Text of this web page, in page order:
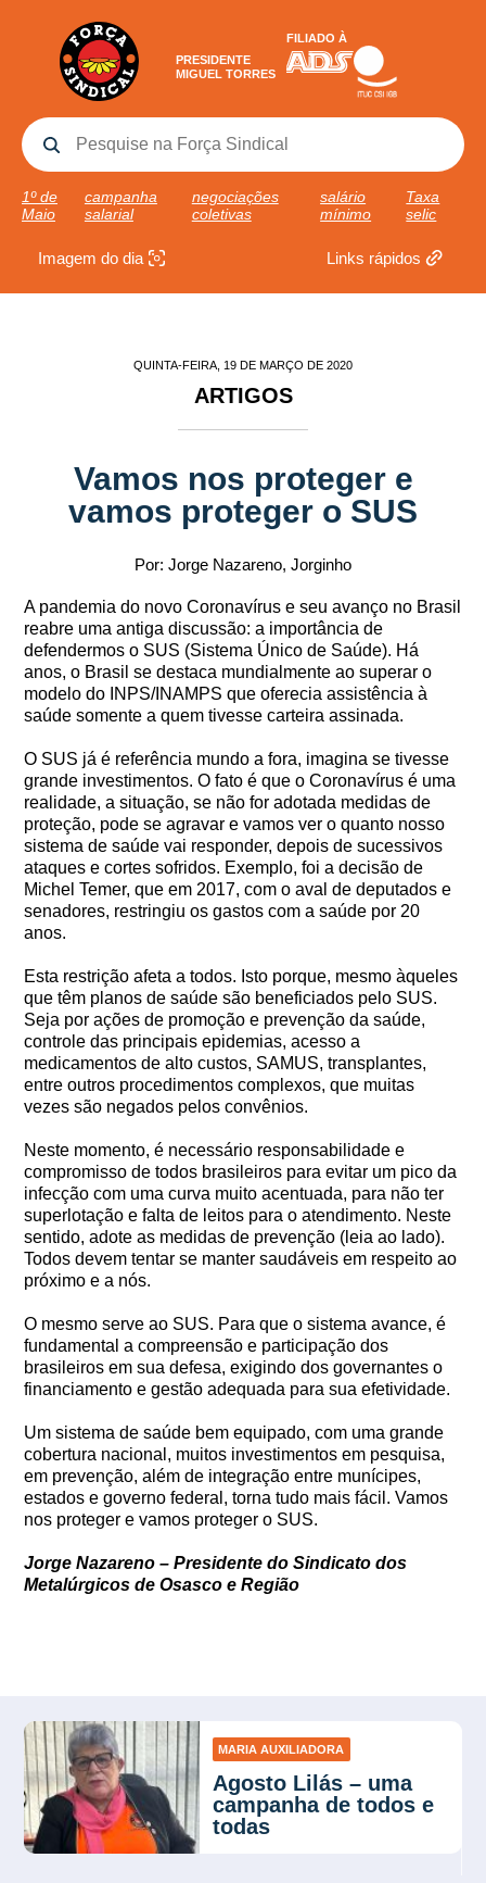
PRESIDENTE
MIGUEL TORRES
FILIADO À
1º de
Maio
campanha
salarial
negociações
coletivas
salário
mínimo
Taxa
selic
Imagem do dia Links rápidos
QUINTA-FEIRA, 19 DE MARÇO DE 2020
ARTIGOS
Vamos nos proteger e
vamos proteger o SUS
Por: Jorge Nazareno, Jorginho
A pandemia do novo Coronavírus e seu avanço no Brasil
reabre uma antiga discussão: a importância de
defendermos o SUS (Sistema Único de Saúde). Há
anos, o Brasil se destaca mundialmente ao superar o
modelo do INPS/INAMPS que oferecia assistência à
saúde somente a quem tivesse carteira assinada.
O SUS já é referência mundo a fora, imagina se tivesse
grande investimentos. O fato é que o Coronavírus é uma
realidade, a situação, se não for adotada medidas de
proteção, pode se agravar e vamos ver o quanto nosso
sistema de saúde vai responder, depois de sucessivos
ataques e cortes sofridos. Exemplo, foi a decisão de
Michel Temer, que em 2017, com o aval de deputados e
senadores, restringiu os gastos com a saúde por 20
anos.
Esta restrição afeta a todos. Isto porque, mesmo àqueles
que têm planos de saúde são beneficiados pelo SUS.
Seja por ações de promoção e prevenção da saúde,
controle das principais epidemias, acesso a
medicamentos de alto custos, SAMUS, transplantes,
entre outros procedimentos complexos, que muitas
vezes são negados pelos convênios.
Neste momento, é necessário responsabilidade e
compromisso de todos brasileiros para evitar um pico da
infecção com uma curva muito acentuada, para não ter
superlotação e falta de leitos para o atendimento. Neste
sentido, adote as medidas de prevenção (leia ao lado).
Todos devem tentar se manter saudáveis em respeito ao
próximo e a nós.
O mesmo serve ao SUS. Para que o sistema avance, é
fundamental a compreensão e participação dos
brasileiros em sua defesa, exigindo dos governantes o
financiamento e gestão adequada para sua efetividade.
Um sistema de saúde bem equipado, com uma grande
cobertura nacional, muitos investimentos em pesquisa,
em prevenção, além de integração entre munícipes,
estados e governo federal, torna tudo mais fácil. Vamos
nos proteger e vamos proteger o SUS.
Jorge Nazareno – Presidente do Sindicato dos
Metalúrgicos de Osasco e Região
MARIA AUXILIADORA
Agosto Lilás – uma
campanha de todos e
todas